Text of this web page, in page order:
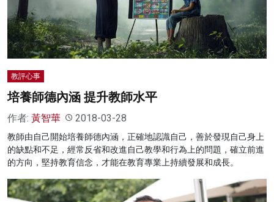
教評心事
培養師德內涵 提升教師水平
作者: 黃智華 2018-03-28
教師由自己開始培養師德內涵，正確地認識自己，善於發現自己身上
的缺點和不足，經常反省和改進自己教學和行為上的問題，確立前進
的方向，堅持教育信念，才能在教育專業上持續發展和成長。